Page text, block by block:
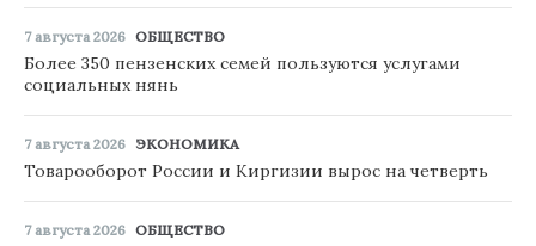
7 августа 2026 ОБЩЕСТВО
Более 350 пензенских семей пользуются услугами
социальных нянь
7 августа 2026 ЭКОНОМИКА
Товарооборот России и Киргизии вырос на четверть
7 августа 2026 ОБЩЕСТВО